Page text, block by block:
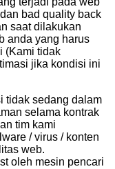
bad quality back
saat dilakukan
anda yang harus
(Kami tidak
jika kondisi ini
tidak sedang dalam
selama kontrak
tim kami
/ virus / konten
web.
oleh mesin pencari